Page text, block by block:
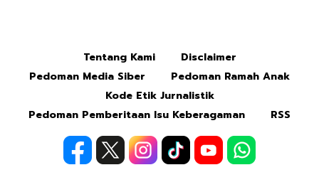
Tentang Kami
Disclaimer
Pedoman Media Siber
Pedoman Ramah Anak
Kode Etik Jurnalistik
Pedoman Pemberitaan Isu Keberagaman
RSS